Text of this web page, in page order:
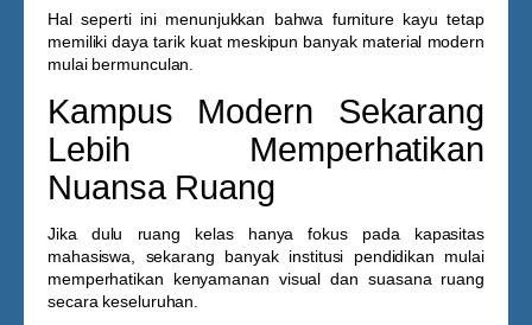
Hal seperti ini menunjukkan bahwa furniture kayu tetap
memiliki daya tarik kuat meskipun banyak material modern
mulai bermunculan.
Kampus Modern Sekarang
Lebih Memperhatikan
Nuansa Ruang
Jika dulu ruang kelas hanya fokus pada kapasitas
mahasiswa, sekarang banyak institusi pendidikan mulai
memperhatikan kenyamanan visual dan suasana ruang
secara keseluruhan.